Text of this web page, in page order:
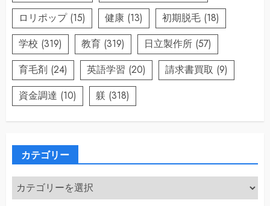
ロリポップ(15) 健康 (13) 初期脱毛 (18)
学校 (319) 教育 (319) 日立製作所 (57)
育毛剤 (24) 英語学習 (20) 請求書買取 (9)
資金調達 (10) 躾 (318)
カテゴリー
カ
テ